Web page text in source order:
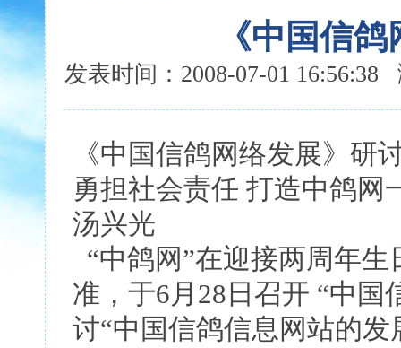
《中国信
发表时间：2008-07-01
《中国信鸽网络发展》研
勇担社会责任 打造中鸽网
汤兴光
“中鸽网”在迎接两周年
准，于6月28日召开 “中国
讨“中国信鸽信息网站的